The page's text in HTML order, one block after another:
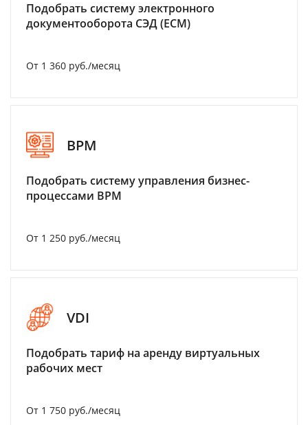
Подобрать систему электронного
документооборота СЭД (ECM)
От 1 360 руб./месяц
BPM
Подобрать систему управления бизнес-
процессами BPM
От 1 250 руб./месяц
VDI
Подобрать тариф на аренду виртуальных
рабочих мест
От 1 750 руб./месяц